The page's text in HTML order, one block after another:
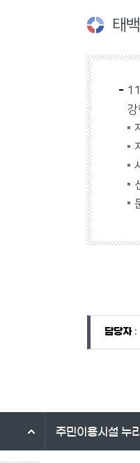
태
강
담당자 정보
담당자:
주민이용시설 누